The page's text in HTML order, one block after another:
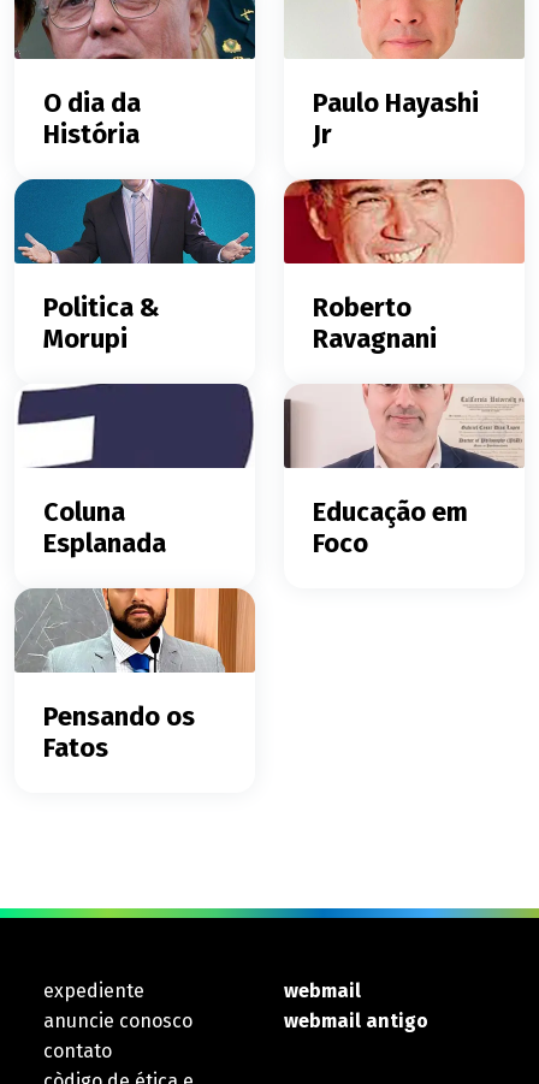
O dia da
História
Paulo Hayashi
Jr
Politica &
Morupi
Roberto
Ravagnani
Coluna
Esplanada
Educação em
Foco
Pensando os
Fatos
expediente
anuncie conosco
contato
webmail
webmail antigo